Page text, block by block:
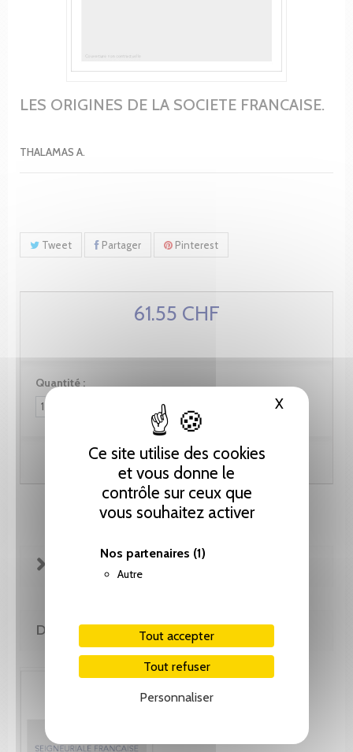
Ce site utilise des cookies
et vous donne le
contrôle sur ceux que
vous souhaitez activer
Nos partenaires (1)
Autre
Tout accepter
Tout refuser
Personnaliser
XMasquer
LES ORIGINES DE LA SOCIETE FRANCAISE.
THALAMAS A.
Tweet Partager Pinterest
61.55 CHF
Quantité :
Ajouter au panier
FICHE TECHNIQUE
DE MÊME AUTEUR(E)